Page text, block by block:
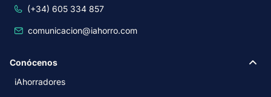
(+34) 605 334 857
comunicacion@iahorro.com
Conócenos
iAhorradores